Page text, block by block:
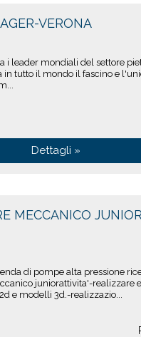
VERONA
i leader mondiali del settore
in tutto il mondo il fascino e
Dettagli »
MECCANICO
di pompe alta pressione
juniorattivita'-realizzare
e modelli 3d.-realizzazio...